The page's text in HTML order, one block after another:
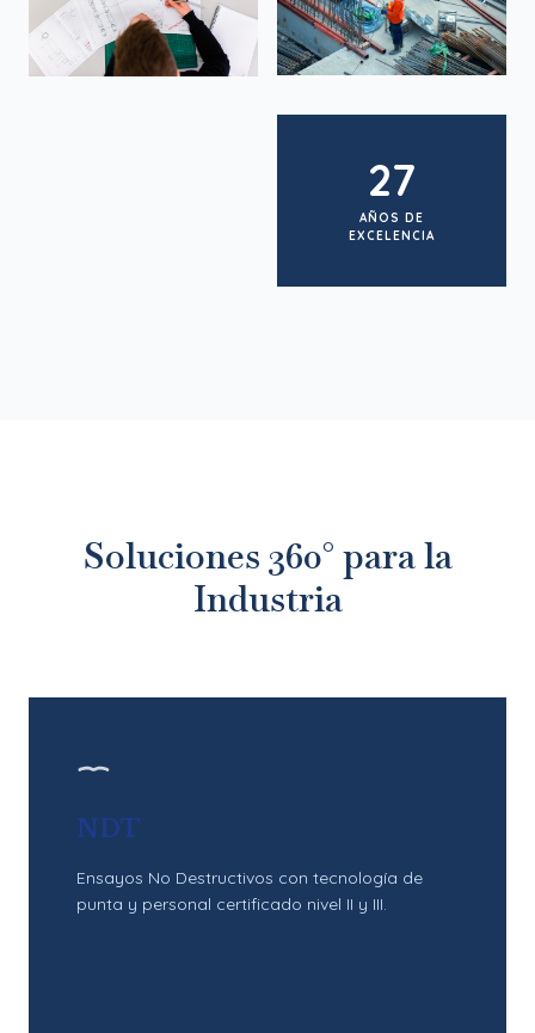
27
AÑOS DE
EXCELENCIA
Soluciones 360° para la
Industria
NDT
Ensayos No Destructivos con tecnología de
punta y personal certificado nivel II y III.